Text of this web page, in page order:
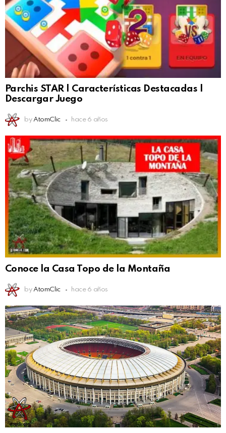
Parchis STAR | Características Destacadas |
Descargar Juego
by AtomClic hace 6 años
Conoce la Casa Topo de la Montaña
by AtomClic hace 6 años